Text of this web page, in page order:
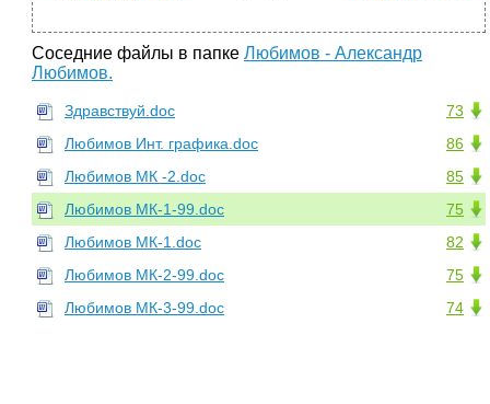
Соседние файлы в папке Любимов - Александр
Любимов.
73
Здравствуй.doc
86
Любимов Инт. графика.doc
85
Любимов МК -2.doc
75
Любимов МК-1-99.doc
82
Любимов МК-1.doc
75
Любимов МК-2-99.doc
74
Любимов МК-3-99.doc